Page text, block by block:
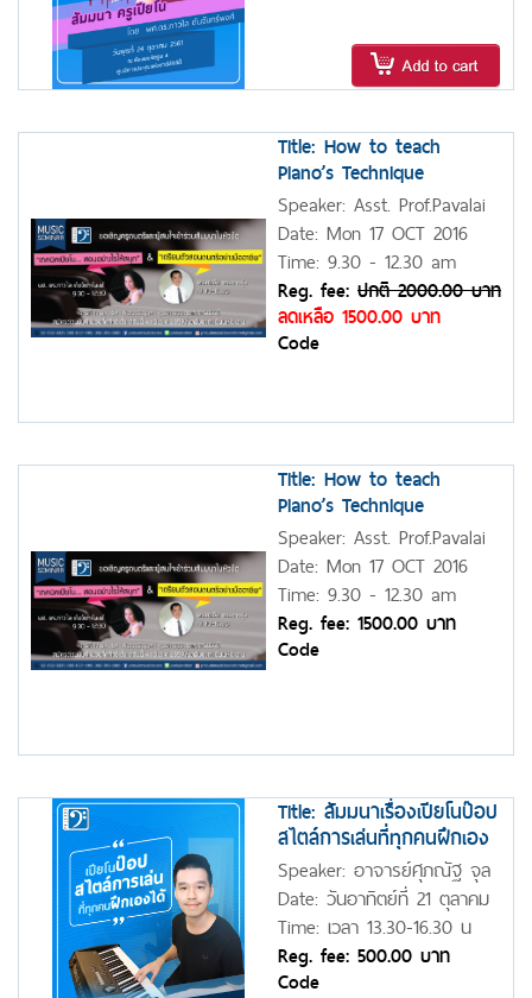
Title: How to teach
Piano’s Technique
Speaker: Asst. Prof.Pavalai
Tanchanpong
Date: Mon 17 OCT 2016
Time: 9.30 - 12.30 am
Reg. fee: ปกติ2000.00 บาท
ลดเหลือ 1500.00 บาท
Code
Title: How to teach
Piano’s Technique
Speaker: Asst. Prof.Pavalai
Tanchanpong
Date: Mon 17 OCT 2016
Time: 9.30 - 12.30 am
Reg. fee: 1500.00 บาท
Code
Title: สัมมนาเรื่องเปียโนป๊อป
สไตล์การเล่นที่ทุกคนฝึกเอง
ได้
Speaker: อาจารย์ศุภณัฐ จุล
ศรี ครูเบลล์ (จากช่อง
youtube Bellpianopop)
Date: วันอาทิตย์ที่ 21 ตุลาคม
2561
Time: เวลา 13.30-16.30 น
Reg. fee: 500.00 บาท
Code